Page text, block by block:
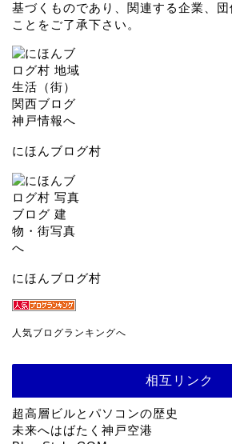
基づくものであり、関連する企業、
ことをご了承下さい。
にほんブログ村
にほんブログ村
人気ブログランキングへ
相互リンク
超高層ビルとパソコンの歴史
未来へはばたく神戸空港